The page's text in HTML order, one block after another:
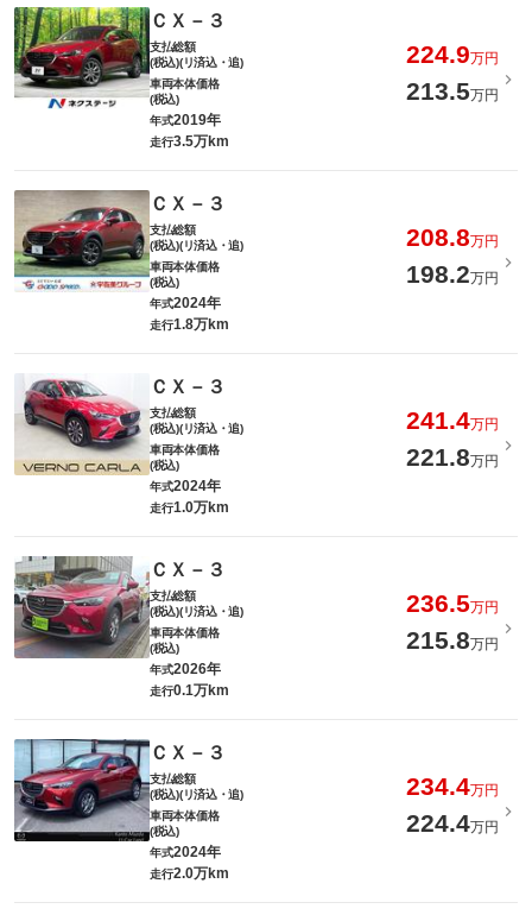
ＣＸ－３
支払総額
(税込)(リ済込・追)
224.9万円
車両本体価格
(税込)
213.5万円
年式2019年
走行3.5万km
ＣＸ－３
支払総額
(税込)(リ済込・追)
208.8万円
車両本体価格
(税込)
198.2万円
年式2024年
走行1.8万km
ＣＸ－３
支払総額
(税込)(リ済込・追)
241.4万円
車両本体価格
(税込)
221.8万円
年式2024年
走行1.0万km
ＣＸ－３
支払総額
(税込)(リ済込・追)
236.5万円
車両本体価格
(税込)
215.8万円
年式2026年
走行0.1万km
ＣＸ－３
支払総額
(税込)(リ済込・追)
234.4万円
車両本体価格
(税込)
224.4万円
年式2024年
走行2.0万km